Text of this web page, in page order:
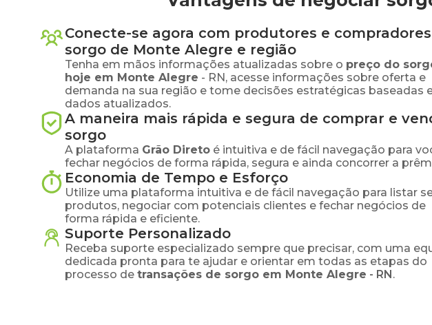
Conecte-se agora com produtores e
sorgo de Monte Alegre e região
Tenha em mãos informações atualizadas sobre o preço do
hoje em Monte Alegre - RN, acesse informações sobre oferta e
demanda na sua região e tome decisões estratégicas baseadas
dados atualizados.
A maneira mais rápida e segura de comprar e
sorgo
A plataforma Grão Direto é intuitiva e de fácil navegação para
fechar negócios de forma rápida, segura e ainda concorrer a
Economia de Tempo e Esforço
Utilize uma plataforma intuitiva e de fácil navegação para listar
produtos, negociar com potenciais clientes e fechar negócios de
forma rápida e eficiente.
Suporte Personalizado
Receba suporte especializado sempre que precisar, com uma
dedicada pronta para te ajudar e orientar em todas as etapas do
processo de transações de sorgo em Monte Alegre - RN.